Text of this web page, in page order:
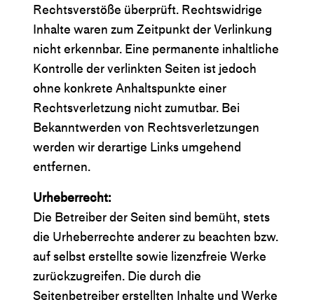
Rechtsverstöße überprüft. Rechtswidrige
Inhalte waren zum Zeitpunkt der Verlinkung
nicht erkennbar. Eine permanente inhaltliche
Kontrolle der verlinkten Seiten ist jedoch
ohne konkrete Anhaltspunkte einer
Rechtsverletzung nicht zumutbar. Bei
Bekanntwerden von Rechtsverletzungen
werden wir derartige Links umgehend
entfernen.
Urheberrecht:
Die Betreiber der Seiten sind bemüht, stets
die Urheberrechte anderer zu beachten bzw.
auf selbst erstellte sowie lizenzfreie Werke
zurückzugreifen. Die durch die
Seitenbetreiber erstellten Inhalte und Werke